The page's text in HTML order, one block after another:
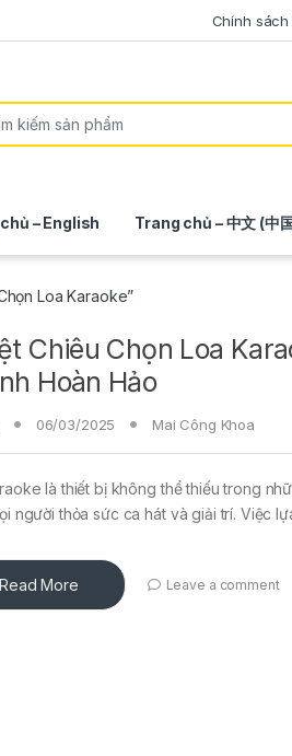
Chính
– English Trang chủ – 中文 (中
Loa Karaoke”
Chiêu Chọn Loa
Hoàn Hảo
06/03/2025 Mai Công Khoa
là thiết bị không thể thiếu trong
người thỏa sức ca hát và giải trí. Việc
Read More Leave a comment